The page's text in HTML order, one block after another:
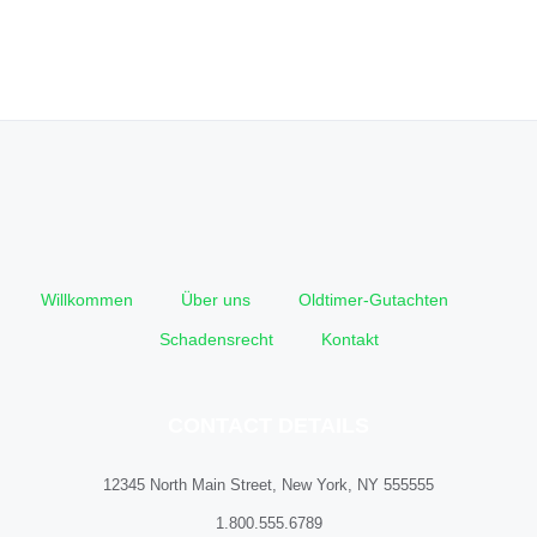
Willkommen Über uns Oldtimer-Gutachten
Schadensrecht Kontakt
12345 North Main Street, New York, NY 555555
1.800.555.6789